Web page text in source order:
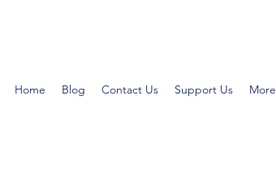
Home Blog Contact Us Support Us More